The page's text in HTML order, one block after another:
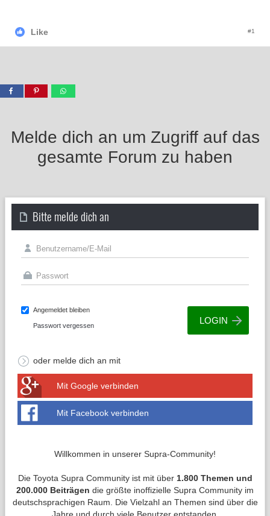
Like #1
Melde dich an um Zugriff auf das
gesamte Forum zu haben
Bitte melde dich an
Angemeldet bleiben
Passwort vergessen
oder melde dich an mit
Mit Google verbinden
Mit Facebook verbinden
Willkommen in unserer Supra-Community!
Die Toyota Supra Community ist mit über 1.800 Themen und
200.000 Beiträgen die größte inoffizielle Supra Community im
deutschsprachigen Raum. Die Vielzahl an Themen sind über die